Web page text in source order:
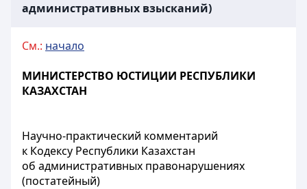
административных взысканий)
См.: начало
МИНИСТЕРСТВО ЮСТИЦИИ РЕСПУБЛИКИ
КАЗАХСТАН
Научно-практический комментарий
к Кодексу Республики Казахстан
об административных правонарушениях
(постатейный)